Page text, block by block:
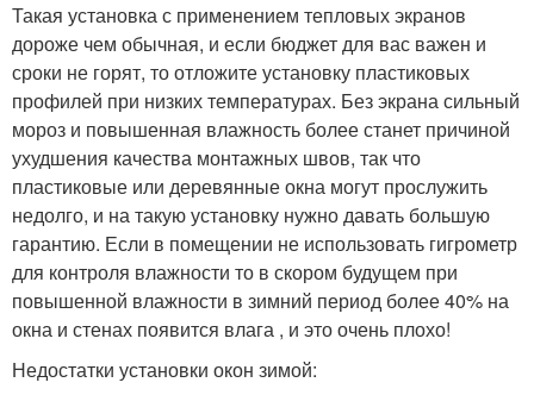
Такая установка с применением тепловых экранов
дороже чем обычная, и если бюджет для вас важен и
сроки не горят, то отложите установку пластиковых
профилей при низких температурах. Без экрана сильный
мороз и повышенная влажность более станет причиной
ухудшения качества монтажных швов, так что
пластиковые или деревянные окна могут прослужить
недолго, и на такую установку нужно давать большую
гарантию. Если в помещении не использовать гигрометр
для контроля влажности то в скором будущем при
повышенной влажности в зимний период более 40% на
окна и стенах появится влага , и это очень плохо!
Недостатки установки окон зимой: